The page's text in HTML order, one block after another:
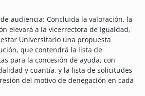
audiencia: Concluida la valoración, la
elevará a la vicerrectora de Igualdad,
Universitario una propuesta
que contendrá la lista de
para la concesión de ayuda, con
y cuantía, y la lista de solicitudes
del motivo de denegación en cada